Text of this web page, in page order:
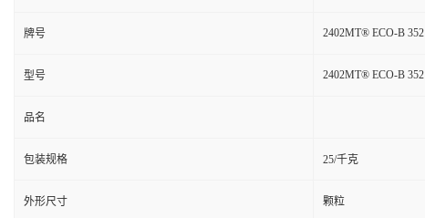
牌号 2402MT® ECO-B 352
型号 2402MT® ECO-B 352
品名
包装规格 25/千克
外形尺寸 颗粒